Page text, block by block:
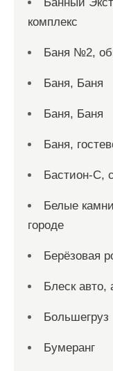
комплекс
Баня №2,
Баня, Баня
Баня, Баня
Баня,
Бастион-С,
Белые
городе
Берёзовая
Блеск авто,
Большегруз
Бумеранг